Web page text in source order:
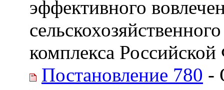
эффективного
комплекса
Постановление 780 -